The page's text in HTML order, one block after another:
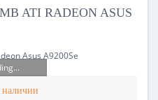
ATI RADEON ASUS